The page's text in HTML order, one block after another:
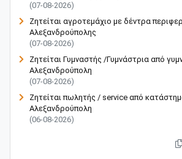
(07-08-2026)
Ζητείται αγροτεμάχιο με δέντρα
Αλεξανδρούπολης
(07-08-2026)
Ζητείται Γυμναστής /Γυμνάστρια από
Αλεξανδρούπολη
(07-08-2026)
Ζητείται πωλητής / service από
Αλεξανδρούπολη
(06-08-2026)